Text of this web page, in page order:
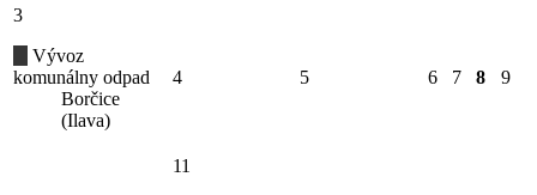
3
Vývoz
komunálny odpad
Borčice
(Ilava)
4 5 6 7 8 9
11